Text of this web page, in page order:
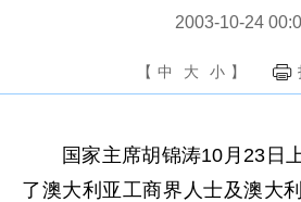
2003-10-24
【 中 大 小 】
国家主席胡锦涛10月23日
了澳大利亚工商界人士及澳大